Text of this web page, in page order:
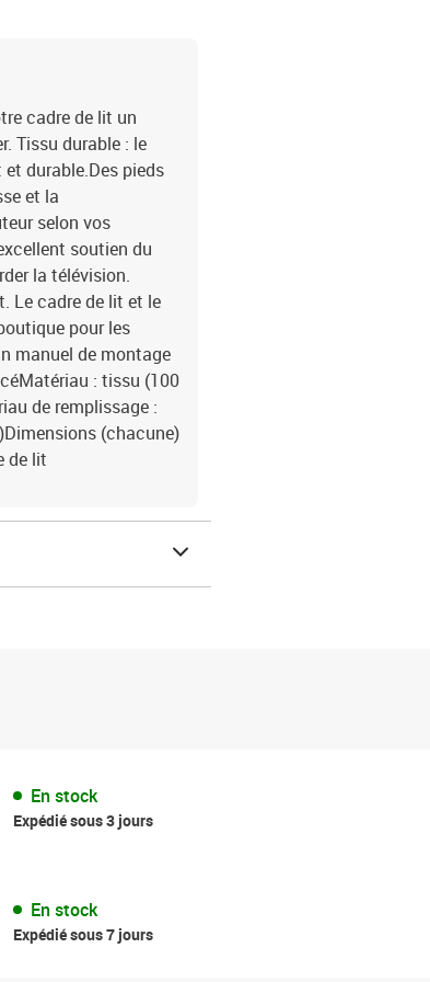
cadre de lit un
Tissu durable : le
durable.Des pieds
et la
selon vos
soutien du
la télévision.
Le cadre de lit et le
pour les
manuel de montage
: tissu (100
de remplissage :
(chacune)
de lit
En stock
Expédié sous 3 jours
En stock
Expédié sous 7 jours